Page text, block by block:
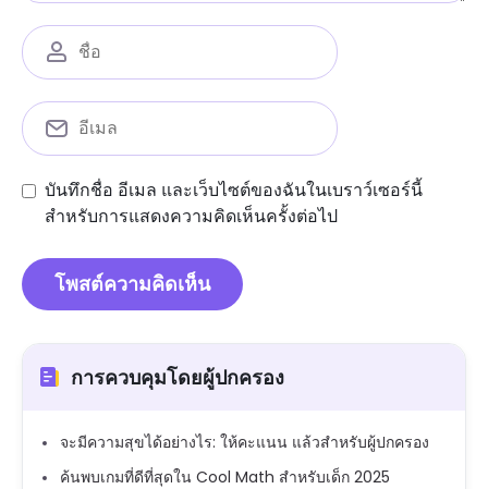
บันทึกชื่อ อีเมล และเว็บไซต์ของฉันในเบราว์เซอร์นี้
สำหรับการแสดงความคิดเห็นครั้งต่อไป
การควบคุมโดยผู้ปกครอง
จะมีความสุขได้อย่างไร: ให้คะแนน แล้วสำหรับผู้ปกครอง
ค้นพบเกมที่ดีที่สุดใน Cool Math สำหรับเด็ก 2025